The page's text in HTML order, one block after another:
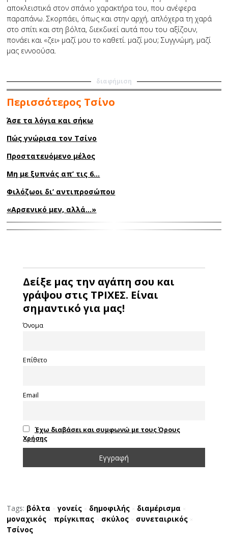
αποκλειστικά στον σπάνιο χαρακτήρα του, που ανέφερα
παραπάνω. Σκορπάει, όπως και στην αρχή, απλόχερα τη χαρά
στο σπίτι και στη βόλτα, διεκδικεί αυτά που του αξίζουν,
πονάει και «ζει» μαζί μου το καθετί. μαζί μου; Συγγνώμη, μαζί
μας εννοούσα.
διαφήμιση
Περισσότερος Τσίνο
Άσε τα λόγια και σήκω
Πώς γνώρισα τον Τσίνο
Προστατευόμενο μέλος
Μη με ξυπνάς απ’ τις 6…
Φιλόζωοι δι’ αντιπροσώπου
«Αρσενικό μεν, αλλά…»
Δείξε μας την αγάπη σου και
γράψου στις ΤΡΙΧΕΣ. Είναι
σημαντικό για μας!
Όνομα
Επίθετο
Email
Έχω διαβάσει και συμφωνώ με τους Όρους
Χρήσης
Tags: βόλτα γονείς δημοφιλής διαμέρισμα
μοναχικός πρίγκιπας σκύλος συνεταιρικός
Τσίνος